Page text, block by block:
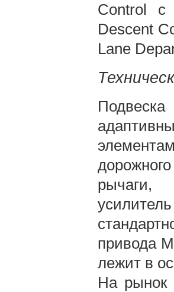
Control с
Descent
Lane
рычаги,
привода
лежит в
На рынок